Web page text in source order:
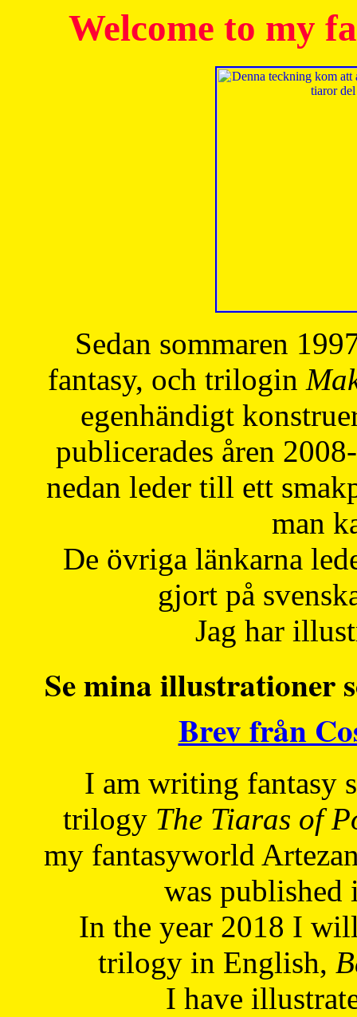
Welcome to my
Sedan sommaren
fantasy, och trilogin
egenhändigt
publicerades åren
nedan leder till ett
man
De övriga länkarna
gjort på
Jag har
Se mina illustrationer
Brev från
I am writing fantasy
trilogy The Tiaras of
my fantasyworld
was published
In the year 2018 I
trilogy in English,
I have